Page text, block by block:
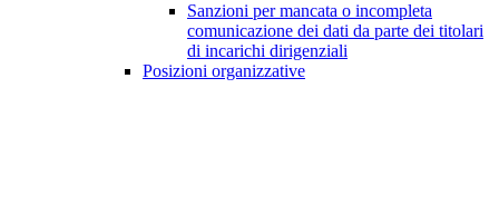
Sanzioni per mancata o incompleta
comunicazione dei dati da parte dei titolari
di incarichi dirigenziali
Posizioni organizzative